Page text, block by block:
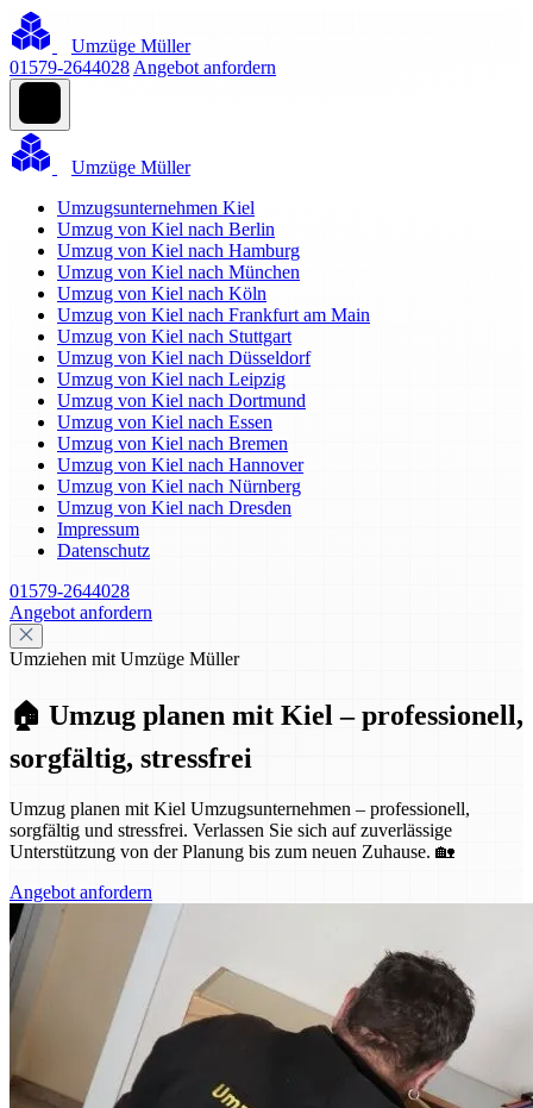
Umzüge Müller
01579-2644028 Angebot anfordern
Umzüge Müller
Umzugsunternehmen Kiel
Umzug von Kiel nach Berlin
Umzug von Kiel nach Hamburg
Umzug von Kiel nach München
Umzug von Kiel nach Köln
Umzug von Kiel nach Frankfurt am Main
Umzug von Kiel nach Stuttgart
Umzug von Kiel nach Düsseldorf
Umzug von Kiel nach Leipzig
Umzug von Kiel nach Dortmund
Umzug von Kiel nach Essen
Umzug von Kiel nach Bremen
Umzug von Kiel nach Hannover
Umzug von Kiel nach Nürnberg
Umzug von Kiel nach Dresden
Impressum
Datenschutz
01579-2644028
Angebot anfordern
Umziehen mit Umzüge Müller
🏠 Umzug planen mit Kiel – professionell,
sorgfältig, stressfrei
Umzug planen mit Kiel Umzugsunternehmen – professionell,
sorgfältig und stressfrei. Verlassen Sie sich auf zuverlässige
Unterstützung von der Planung bis zum neuen Zuhause. 🏡
Angebot anfordern